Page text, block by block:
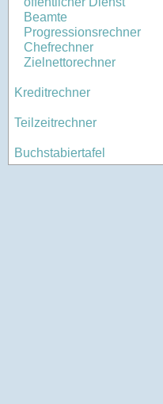
Beamte
Progressionsrechner
Chefrechner
Zielnettorechner
Kreditrechner
Teilzeitrechner
Buchstabiertafel